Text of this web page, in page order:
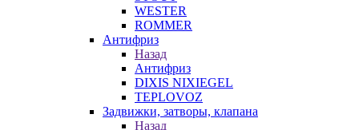
WESTER
ROMMER
Антифриз
Назад
Антифриз
DIXIS NIXIEGEL
TEPLOVOZ
Задвижки, затворы, клапана
Назад